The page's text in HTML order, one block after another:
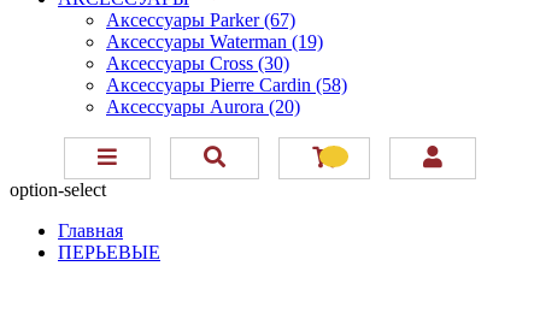
Аксессуары Parker (67)
Аксессуары Waterman (19)
Аксессуары Cross (30)
Аксессуары Pierre Cardin (58)
Аксессуары Aurora (20)
option-select
Главная
ПЕРЬЕВЫЕ